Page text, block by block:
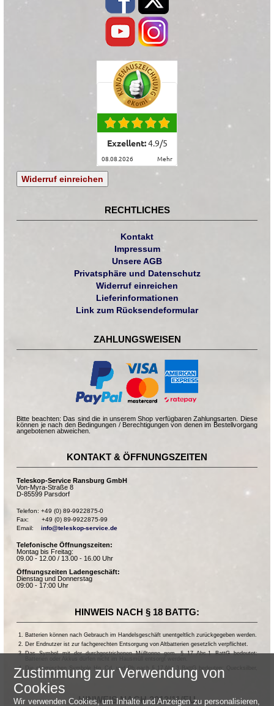
Exzellent:4.9/5
08.08.2026 mehr
Widerruf einreichen
RECHTLICHES
Kontakt
Impressum
Unsere AGB
Privatsphäre und Datenschutz
Widerruf einreichen
Lieferinformationen
Link zum Rücksendeformular
ZAHLUNGSWEISEN
Bitte beachten: Das sind die in unserem Shop verfügbaren Zahlungsarten. Diese
können je nach den Bedingungen / Berechtigungen von denen im Bestellvorgang
angebotenen abweichen.
KONTAKT & ÖFFNUNGSZEITEN
Teleskop-Service Ransburg GmbH
Von-Myra-Straße 8
D-85599 Parsdorf
Telefon: +49 (0) 89-9922875-0
Fax:       +49 (0) 89-9922875-99
Email: info@teleskop-service.de
Telefonische Öffnungszeiten:
Montag bis Freitag:
09.00 - 12.00 / 13.00 - 16.00 Uhr
Öffnungszeiten Ladengeschäft:
Dienstag und Donnerstag
09:00 - 17:00 Uhr
HINWEIS NACH § 18 BATTG:
Batterien können nach Gebrauch im Handelsgeschäft unentgeltlich zurückgegeben werden.
Der Endnutzer ist zur fachgerechten Entsorgung von Altbatterien gesetzlich verpflichtet.
Das Symbol mit der durchgestrichenen Mülltonne gem. § 17 Abs.1 BattG bedeutet:
Die chemischen Symbole Hg, Cd, und Pb nach § 17 Abs.3 BattG bedeuten: Quecksilber,
Cadmium und Blei.
HINWEIS NACH 2013/11/EU
Zustimmung zur Verwendung von
Cookies
Wir verwenden Cookies, um Inhalte und Anzeigen zu personalisieren,